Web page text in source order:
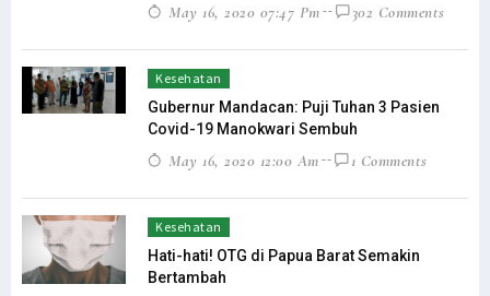
May 16, 2020 07:47 Pm 302 Comments
Kesehatan
Gubernur Mandacan: Puji Tuhan 3 Pasien
Covid-19 Manokwari Sembuh
May 16, 2020 12:00 Am 1 Comments
Kesehatan
Hati-hati! OTG di Papua Barat Semakin
Bertambah